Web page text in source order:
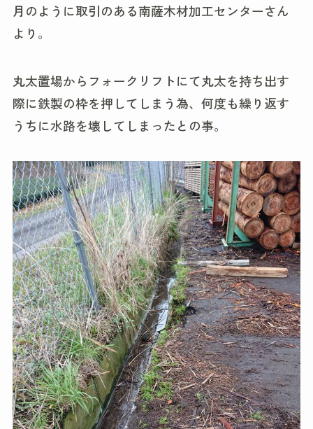
月のように取引のある南薩木材加工センターさん
より。
丸太置場からフォークリフトにて丸太を持ち出す
際に鉄製の枠を押してしまう為、何度も繰り返す
うちに水路を壊してしまったとの事。